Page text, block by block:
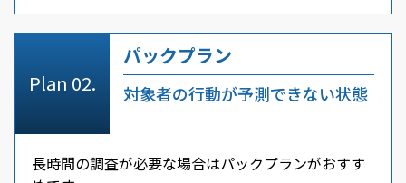
パックプラン
対象者の行動が予測できない状態
長時間の調査が必要な場合はパックプランがおすす